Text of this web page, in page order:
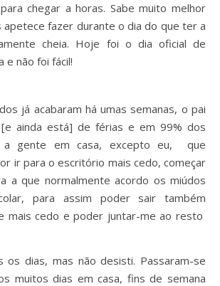
chegar a horas. Sabe muito melhor
apetece fazer durante o dia do que ter a
cheia. Hoje foi o dia oficial de
e não foi fácil!
já acabaram há umas semanas, o pai
ainda está] de férias e em 99% dos
a gente em casa, excepto eu, que
ir para o escritório mais cedo, começar
a que normalmente acordo os miúdos
para assim poder sair também
mais cedo e poder juntar-me ao resto
os dias, mas não desisti. Passaram-se
muitos dias em casa, fins de semana